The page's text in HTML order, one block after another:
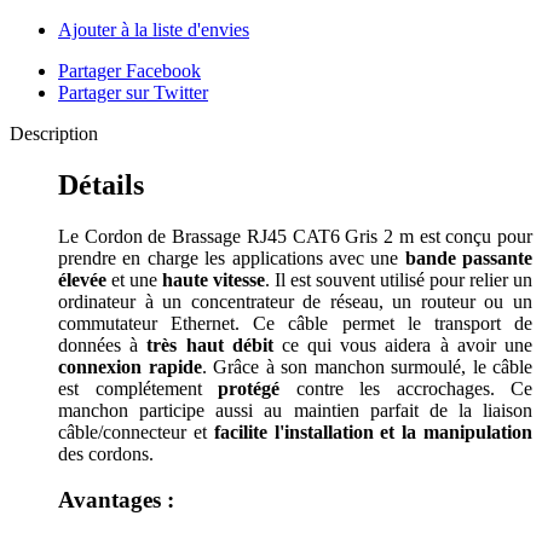
Ajouter à la liste d'envies
Partager Facebook
Partager sur Twitter
Description
Détails
Le Cordon de Brassage RJ45 CAT6 Gris 2 m est conçu pour
prendre en charge les applications avec une bande passante
élevée et une haute vitesse. Il est souvent utilisé pour relier un
ordinateur à un concentrateur de réseau, un routeur ou un
commutateur Ethernet. Ce câble permet le transport de
données àtrès haut débitce qui vous aidera à avoir une
connexion rapide. Grâce à son manchon surmoulé, le câble
est complétement protégé contre les accrochages. Ce
manchon participe aussi au maintien parfait de la liaison
câble/connecteur et facilite l'installation et la manipulation
des cordons.
Avantages :